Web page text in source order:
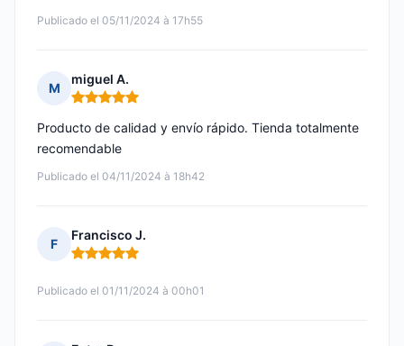
Publicado el 05/11/2024 à 17h55
M
miguel A.
Nota: 5 de 5
Publicado el 04/11/2024 à 18h42
Producto de calidad y envío rápido. Tienda totalmente
recomendable
F
Francisco J.
Nota: 5 de 5
Publicado el 01/11/2024 à 00h01